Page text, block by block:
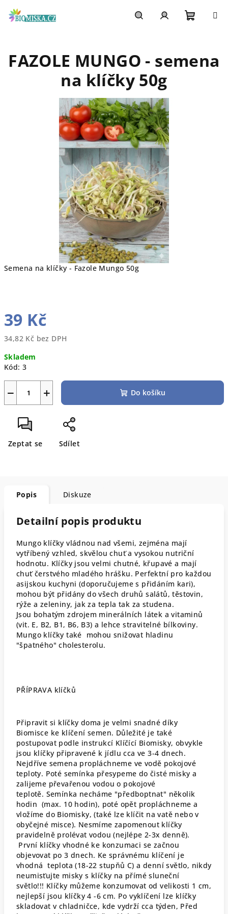
obsah
košík
Semena na klíčky - Fazole Mungo 50g
39 Kč
34,82 Kč bez DPH
cena:
Skladem
Kód: 3
+
− Do košíku
Zeptat se Sdílet
FAZOLE MUNGO - semena
na klíčky 50g
Popis Diskuze
Detailní popis produktu
Mungo klíčky vládnou nad všemi, zejména mají
vytříbený vzhled, skvělou chuť a vysokou nutriční
hodnotu. Klíčky jsou velmi chutné, křupavé a mají
chuť čerstvého mladého hrášku. Perfektní pro každou
asijskou kuchyni (doporučujeme s přidáním kari),
mohou být přidány do všech druhů salátů, těstovin,
rýže a zeleniny, jak za tepla tak za studena.
Jsou bohatým zdrojem minerálních látek a vitaminů
(vit. E, B2, B1, B6, B3) a lehce stravitelné bílkoviny.
Mungo klíčky také mohou snižovat hladinu
"špatného" cholesterolu.
PŘÍPRAVA klíčků
Připravit si klíčky doma je velmi snadné díky
Biomisce ke klíčení semen. Důležité je také
postupovat podle instrukcí Klíčící Biomisky, obvykle
jsou klíčky připravené k jídlu cca ve 3-4 dnech.
Nejdříve semena propláchneme ve vodě pokojové
teploty. Poté semínka přesypeme do čisté misky a
zalijeme převařenou vodou o pokojové
teplotě. Semínka necháme "předboptnat" několik
hodin (max. 10 hodin), poté opět propláchneme a
vložíme do Biomisky, (také lze klíčit na vatě nebo v
obyčejné misce). Nesmíme zapomenout klíčky
pravidelně prolévat vodou (nejlépe 2-3x denně).
První klíčky vhodné ke konzumaci se začnou
objevovat po 3 dnech. Ke správnému klíčení je
vhodná teplota (18-22 stupňů C) a denní světlo, nikdy
neumisťujte misky s klíčky na přímé sluneční
světlo!!! Klíčky můžeme konzumovat od velikosti 1 cm,
nejlepší jsou klíčky 4 -6 cm. Po vyklíčení lze klíčky
skladovat v chladničce, kde vydrží cca týden, Před